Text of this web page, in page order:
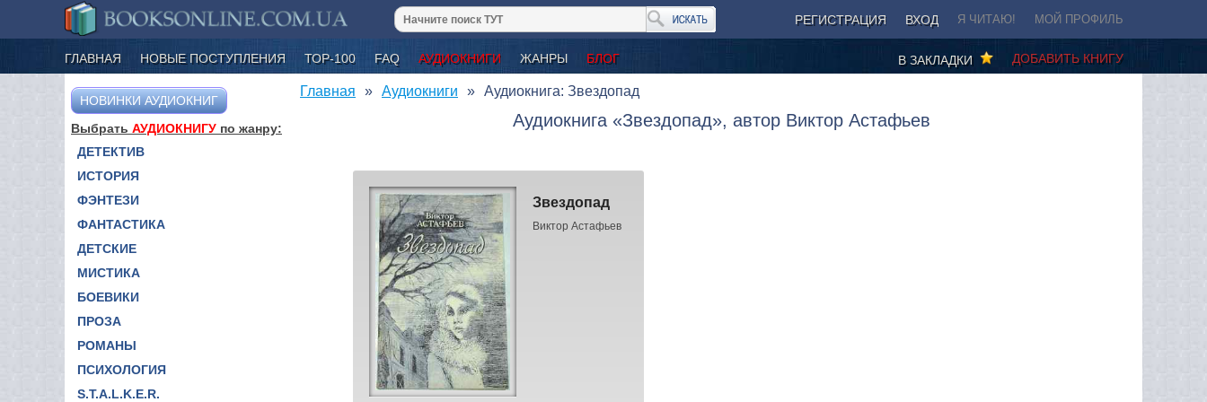
РЕГИСТРАЦИЯ ВХОД Я ЧИТАЮ! МОЙ ПРОФИЛЬ
ГЛАВНАЯ НОВЫЕ ПОСТУПЛЕНИЯ ТОР-100 FAQ АУДИОКНИГИ ЖАНРЫ БЛОГ ДОБАВИТЬ КНИГУ
В ЗАКЛАДКИ
НОВИНКИ АУДИОКНИГ
Выбрать АУДИОКНИГУ по жанру:
ДЕТЕКТИВ
ИСТОРИЯ
ФЭНТЕЗИ
ФАНТАСТИКА
ДЕТСКИЕ
МИСТИКА
БОЕВИКИ
ПРОЗА
РОМАНЫ
ПСИХОЛОГИЯ
S.T.A.L.K.E.R.
Главная Аудиокниги Аудиокнига: Звездопад
Аудиокнига «Звездопад», автор Виктор Астафьев
Звездопад
Виктор Астафьев